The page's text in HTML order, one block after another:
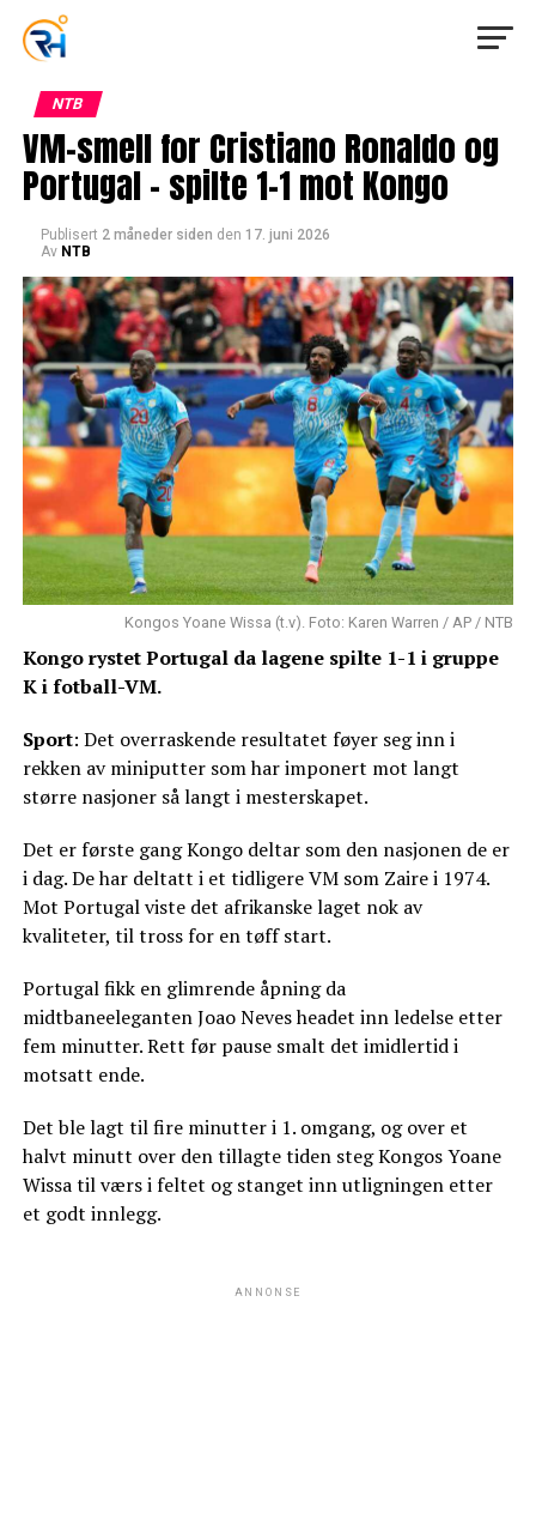
NTB
VM-smell for Cristiano Ronaldo og
Portugal – spilte 1-1 mot Kongo
Publisert 2 måneder siden den 17. juni 2026
Av NTB
Kongos Yoane Wissa (t.v). Foto: Karen Warren / AP / NTB
Kongo rystet Portugal da lagene spilte 1-1 i gruppe
K i fotball-VM.
Sport: Det overraskende resultatet føyer seg inn i
rekken av miniputter som har imponert mot langt
større nasjoner så langt i mesterskapet.
Det er første gang Kongo deltar som den nasjonen de er
i dag. De har deltatt i et tidligere VM som Zaire i 1974.
Mot Portugal viste det afrikanske laget nok av
kvaliteter, til tross for en tøff start.
Portugal fikk en glimrende åpning da
midtbaneeleganten Joao Neves headet inn ledelse etter
fem minutter. Rett før pause smalt det imidlertid i
motsatt ende.
Det ble lagt til fire minutter i 1. omgang, og over et
halvt minutt over den tillagte tiden steg Kongos Yoane
Wissa til værs i feltet og stanget inn utligningen etter
et godt innlegg.
ANNONSE